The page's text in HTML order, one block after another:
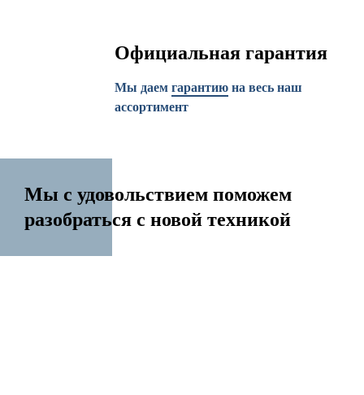
Официальная гарантия
Мы даем гарантию на весь наш
ассортимент
Мы с удовольствием поможем
разобраться с новой техникой